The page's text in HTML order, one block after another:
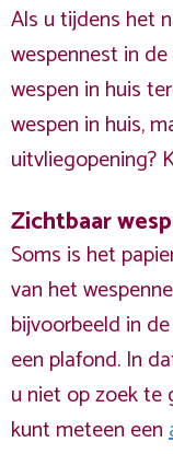
Als u tijdens het
wespennest in
wespen in huis
wespen in huis,
uitvliegopening?
Zichtbaar
Soms is het
van het
bijvoorbeeld in
een plafond. In
u niet op zoek te
kunt meteen een